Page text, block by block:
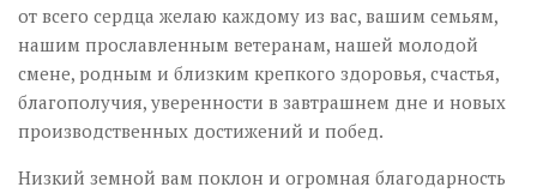
от всего сердца желаю каждому из вас, вашим семьям,
нашим прославленным ветеранам, нашей молодой
смене, родным и близким крепкого здоровья, счастья,
благополучия, уверенности в завтрашнем дне и новых
производственных достижений и побед.
Низкий земной вам поклон и огромная благодарность